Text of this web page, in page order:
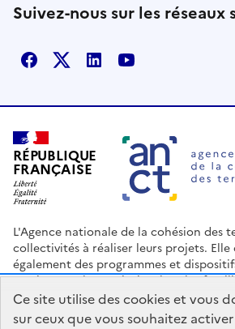
Ce site utilise des cookies et vous
sur ceux que vous souhaitez activer
Suivez-nous sur les réseaux
Facebook
X LinkedinYoutube
RÉPUBLIQUE
FRANÇAISE
L'Agence nationale de la cohésion des
collectivités à réaliser leurs projets.
également des programmes et
soutiennent les territoires les plus
Espace Presse Logo ANCT